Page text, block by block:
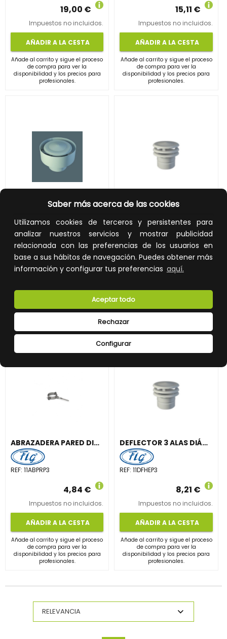
Saber más acerca de las cookies
Utilizamos cookies de terceros y persistentes para
analizar nuestros servicios y mostrar publicidad
relacionada con las preferencias de los usuarios en
base a sus hábitos de navegación. Puedes obtener más
información y configurar tus preferencias aquí.
Configurar
Rechazar
Aceptar todo
19,00 €
Impuestos no incluidos.
AÑADIR A LA CESTA
Añade al carrito y sigue el proceso
de compra para ver la
disponibilidad y los precios para
profesionales.
15,11 €
Impuestos no incluidos.
AÑADIR A LA CESTA
Añade al carrito y sigue el proceso
de compra para ver la
disponibilidad y los precios para
profesionales.
DEFLECTOR ANTIRREVOQUE DIÁMETRO 110 ACERO INOXIDABLE BLANCO
11DFARHEP3
15,75 €
Añade al carrito y sigue el proceso
disponibilidad y los precios para
11DFHEP1
12,40 €
Añade al carrito y sigue el proceso
disponibilidad y los precios para
ABRAZADERA PARED DIÁMETRO 110mm ACERO INOXIDABLE BLANCO
REF: 11ABPRP3
4,84 €
Impuestos no incluidos.
AÑADIR A LA CESTA
Añade al carrito y sigue el proceso
de compra para ver la
disponibilidad y los precios para
profesionales.
DEFLECTOR 3 ALAS DIÁMETRO 110mm ACERO INOXIDABLE PINTADO BLANCO
REF:11DFHEP3
8,21 €
Impuestos no incluidos.
AÑADIR A LA CESTA
Añade al carrito y sigue el proceso
de compra para ver la
disponibilidad y los precios para
profesionales.